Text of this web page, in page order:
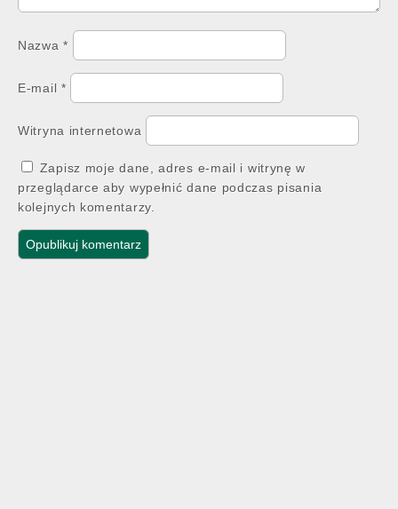
Nazwa*
E-mail *
Witryna internetowa
Zapisz moje dane, adres e-mail i witrynę w
przeglądarce aby wypełnić dane podczas pisania
kolejnych komentarzy.